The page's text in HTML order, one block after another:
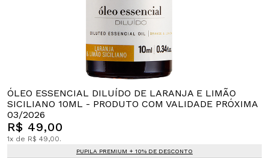
ÓLEO ESSENCIAL DILUÍDO DE LARANJA E LIMÃO
SICILIANO 10ML - PRODUTO COM VALIDADE PRÓXIMA
03/2026
R$ 49,00
1x de R$ 49,00.
PUPILA PREMIUM + 10% DE DESCONTO